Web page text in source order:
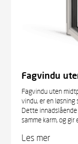
Fagvindu
Fagvindu uten
vindu, er en
Dette
samme karm, og
Les mer